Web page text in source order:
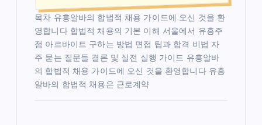
목차 유흥알바의 합법적 채용 가이드에 오신 것을 환
영합니다 합법적 채용의 기본 이해 서울에서 유흥주
점 아르바이트 구하는 방법 면접 팁과 합격 비법 자
주 묻는 질문들 결론 및 실전 실행 가이드 유흥알바
의 합법적 채용 가이드에 오신 것을 환영합니다 유흥
알바의 합법적 채용은 근로계약